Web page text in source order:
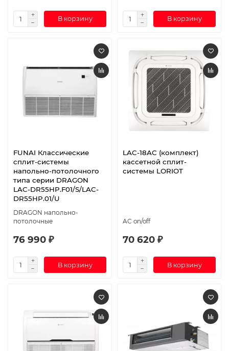
В корзину В корзину
FUNAI Классические
сплит-системы
напольно-потолочного
типа серии DRAGON
LAC-DR55HP.F01/S/LAC-
DR55HP.01/U
DRAGON напольно-
потолочные
76 990 ₽
В корзину
LAC-18AC (комплект)
кассетной сплит-
системы LORIOT
AC on/off
70 620 ₽
В корзину